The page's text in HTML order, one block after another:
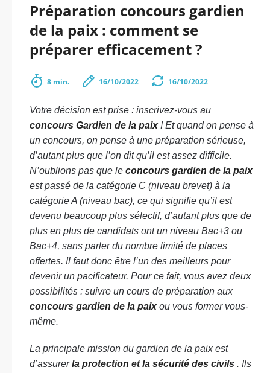
Préparation concours gardien
de la paix : comment se
préparer efficacement ?
8 min. 16/10/2022 16/10/2022
Votre décision est prise : inscrivez-vous au
concours Gardien de la paix! Et quand on pense à
un concours, on pense à une préparation sérieuse,
d’autant plus que l’on dit qu’il est assez difficile.
N’oublions pas que le concours gardien de la paix
est passé de la catégorie C (niveau brevet) à la
catégorie A (niveau bac), ce qui signifie qu’il est
devenu beaucoup plus sélectif, d’autant plus que de
plus en plus de candidats ont un niveau Bac+3 ou
Bac+4, sans parler du nombre limité de places
offertes. Il faut donc être l’un des meilleurs pour
devenir un pacificateur. Pour ce fait, vous avez deux
possibilités : suivre un cours de préparation aux
concours gardien de la paixou vous former vous-
même.
La principale mission du gardien de la paix est
d’assurerla protection et la sécurité des civils . Ils